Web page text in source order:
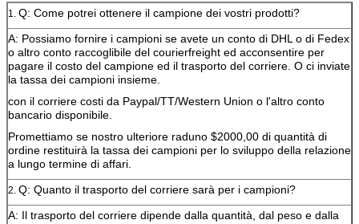
1. Q: Come potrei ottenere il campione dei vostri prodotti?
A: Possiamo fornire i campioni se avete un conto di DHL o di Fedex
o altro conto raccoglibile del courierfreight ed acconsentire per
pagare il costo del campione ed il trasporto del corriere. O ci inviate
la tassa dei campioni insieme.
con il corriere costi da Paypal/TT/Western Union o l'altro conto
bancario disponibile.
Promettiamo se nostro ulteriore raduno $2000,00 di quantità di
ordine restituirà la tassa dei campioni per lo sviluppo della relazione
a lungo termine di affari.
2. Q: Quanto il trasporto del corriere sarà per i campioni?
A: Il trasporto del corriere dipende dalla quantità, dal peso e dalla